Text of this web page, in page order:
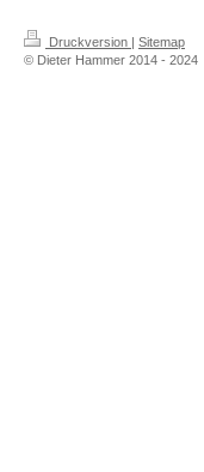
Druckversion | Sitemap
© Dieter Hammer 2014 - 2024